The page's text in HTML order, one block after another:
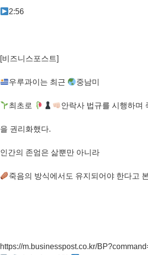
2:56
[비즈니스포스트]
우루과이는 최근 중남미
최초로 안락사 법규를 시행하며
을 권리화했다.
인간의 존엄은 삶뿐만 아니라
죽음의 방식에서도 유지되어야 한다고
https://m.businesspost.co.kr/